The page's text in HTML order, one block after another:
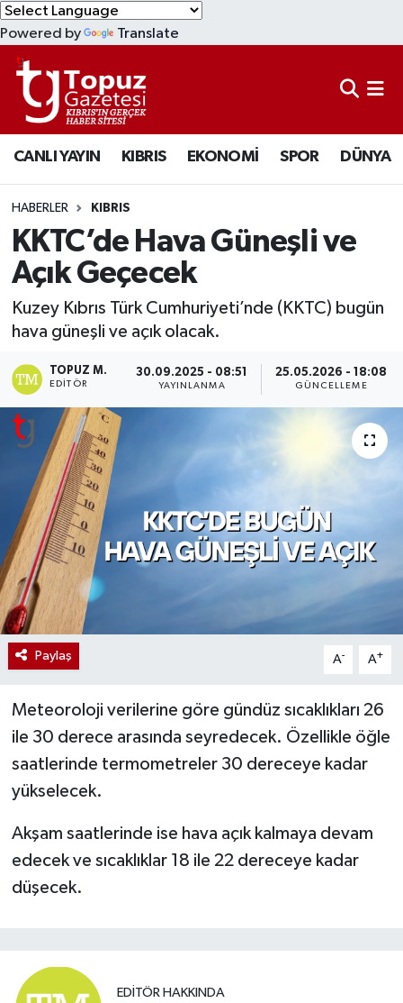
Powered by Translate
CANLI YAYIN KIBRIS EKONOMİ SPOR DÜNYA
HABERLER KIBRIS
KKTC’de Hava Güneşli ve
Açık Geçecek
Kuzey Kıbrıs Türk Cumhuriyeti’nde (KKTC) bugün
hava güneşli ve açık olacak.
TOPUZ M.
EDITÖR
30.09.2025 - 08:51
YAYINLANMA
25.05.2026 - 18:08
GÜNCELLEME
Paylaş A- A+
Meteoroloji verilerine göre gündüz sıcaklıkları 26
ile 30 derece arasında seyredecek. Özellikle öğle
saatlerinde termometreler 30 dereceye kadar
yükselecek.
Akşam saatlerinde ise hava açık kalmaya devam
edecek ve sıcaklıklar 18 ile 22 dereceye kadar
düşecek.
EDITÖR HAKKINDA
KIBRIS
DÜNYA
EKONOMİ
MAGAZİN
SAĞLIK
SPOR
TEKNOLOJİ
TÜRKİYE
Lefkoşa Nöbetçi Eczaneler
Lefkoşa Hava Durumu
Lefkoşa Trafik Yoğunluk Haritası
Süper Lig Puan Durumu ve Fikstür
Tüm Manşetler
Son Dakika Haberleri
Haber Arşivi